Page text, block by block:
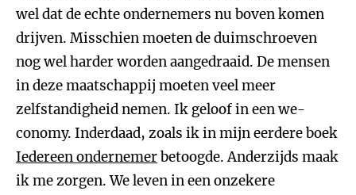
wel dat de echte ondernemers nu boven komen
drijven. Misschien moeten de duimschroeven
nog wel harder worden aangedraaid. De mensen
in deze maatschappij moeten veel meer
zelfstandigheid nemen. Ik geloof in een we-
conomy. Inderdaad, zoals ik in mijn eerdere boek
Iedereen ondernemerbetoogde. Anderzijds maak
ik me zorgen. We leven in een onzekere